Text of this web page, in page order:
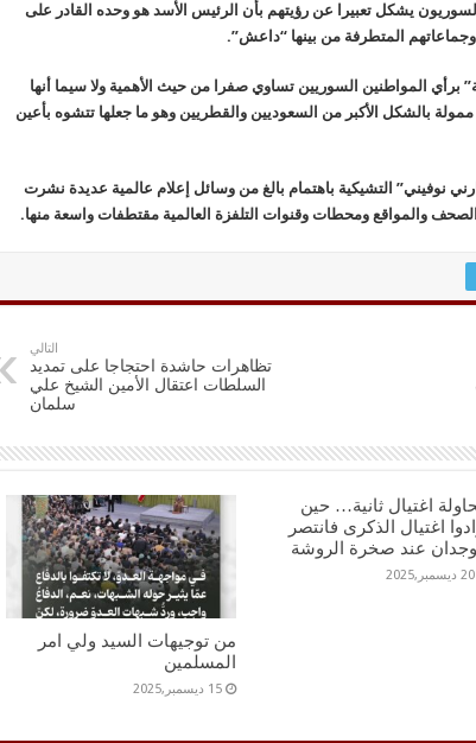
يشكل تعبيرا عن رؤيتهم بأن الرئيس الأسد هو وحده القادر على
المتطرفة من بينها “داعش”.
برأي المواطنين السوريين تساوي صفرا من حيث الأهمية ولا سيما أنها
بالشكل الأكبر من السعوديين والقطريين وهو ما جعلها تتشوه بأعين
نوفيني” التشيكية باهتمام بالغ من وسائل إعلام عالمية عديدة نشرت
الصحف والمواقع ومحطات وقنوات التلفزة العالمية مقتطفات واسعة منها.
التالي
تظاهرات حاشدة احتجاجا على تمديد
السلطات اعتقال الأمين الشيخ علي
سلمان
اغتيال ثانية… حين
اغتيال الذكرى فانتصر
عند صخرة الروشة
20 ديسمبر,2025
من توجيهات السيد ولي امر
المسلمين
15 ديسمبر,2025